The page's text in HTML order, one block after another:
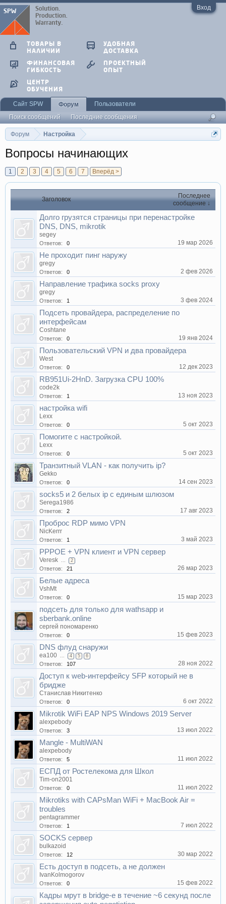
Вход
Форум Настройка
Вопросы начинающих
1 2 3 4 5 6 7 Вперёд >
Заголовок
Последнее
сообщение ↓
Долго грузятся страницы при перенастройке
DNS, DNS, mikrotik
segey
Ответов: 0 19 мар 2026
Не проходит пинг наружу
gregy
Ответов: 0 2 фев 2026
Направление трафика socks proxy
gregy
Ответов: 1 3 фев 2024
Подсеть провайдера, распределение по
интерфейсам
Coshtane
Ответов: 0 19 янв 2024
Пользовательский VPN и два провайдера
West
Ответов: 0 12 дек 2023
RB951Ui-2HnD. Загрузка CPU 100%
code2k
Ответов: 1 13 ноя 2023
настройка wifi
Lexx
Ответов: 0 5 окт 2023
Помогите с настройкой.
Lexx
Ответов: 0 5 окт 2023
Транзитный VLAN - как получить ip?
Gekko
Ответов: 0 14 сен 2023
socks5 и 2 белых ip с единым шлюзом
Serega1986
Ответов: 2 17 авг 2023
Проброс RDP мимо VPN
NicKerrr
Ответов: 1 3 май 2023
PPPOE + VPN клиент и VPN сервер
Veresk ... 2
Ответов: 21 26 мар 2023
Белые адреса
VshMt
Ответов: 0 15 мар 2023
подсеть для только для wathsapp и
sberbank.online
сергей пономаренко
Ответов: 0 15 фев 2023
DNS флуд снаружи
ea100 ... 4 5 6
Ответов: 107 28 ноя 2022
Доступ к web-интерфейсу SFP который не в
бридже
Станислав Никитенко
Ответов: 0 6 окт 2022
Mikrotik WiFi EAP NPS Windows 2019 Server
alexpebody
Ответов: 3 13 июл 2022
Mangle - MultiWAN
alexpebody
Ответов: 5 11 июл 2022
ЕСПД от Ростелекома для Школ
Tim-on2001
Ответов: 0 11 июл 2022
Mikrotiks with CAPsMan WiFi + MacBook Air =
troubles
pentagrammer
Ответов: 1 7 июл 2022
SOCKS сервер
bulkazoid
Ответов: 12 30 мар 2022
Есть доступ в подсеть, а не должен
IvanKolmogorov
Ответов: 0 15 фев 2022
Кадры мрут в bridge-е в течение ~6 секунд после
ТОВАРЫ В
НАЛИЧИИ
УДОБНАЯ
ДОСТАВКА
ФИНАНСОВАЯ
ГИБКОСТЬ
ПРОЕКТНЫЙ
ОПЫТ
ЦЕНТР
ОБУЧЕНИЯ
Сайт SPW
Форум
Поиск сообщений
Последние сообщения
Пользователи